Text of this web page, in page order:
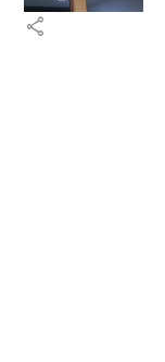
share